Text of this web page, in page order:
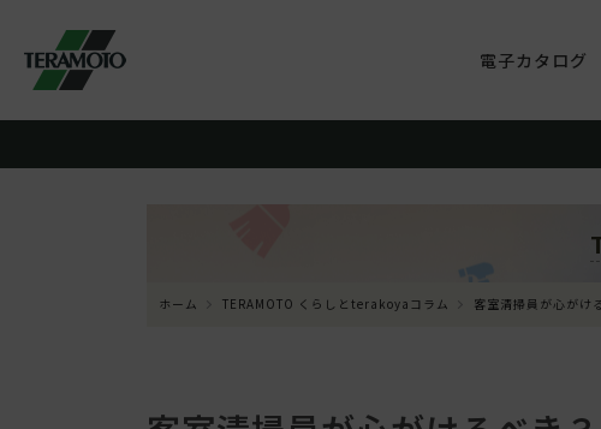
電子カタログ
ホーム TERAMOTO くらしとterakoyaコラム 客室清掃員が心がけ